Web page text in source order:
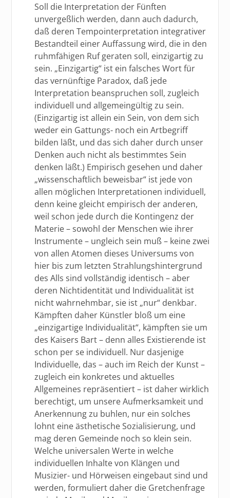
Soll die Interpretation der Fünften
unvergeßlich werden, dann auch dadurch,
daß deren Tempointerpretation integrativer
Bestandteil einer Auffassung wird, die in den
ruhmfähigen Ruf geraten soll, einzigartig zu
sein. „Einzigartig“ ist ein falsches Wort für
das vernünftige Paradox, daß jede
Interpretation beanspruchen soll, zugleich
individuell und allgemeingültig zu sein.
(Einzigartig ist allein ein Sein, von dem sich
weder ein Gattungs- noch ein Artbegriff
bilden läßt, und das sich daher durch unser
Denken auch nicht als bestimmtes Sein
denken läßt.) Empirisch gesehen und daher
„wissenschaftlich beweisbar“ ist jede von
allen möglichen Interpretationen individuell,
denn keine gleicht empirisch der anderen,
weil schon jede durch die Kontingenz der
Materie – sowohl der Menschen wie ihrer
Instrumente – ungleich sein muß – keine zwei
von allen Atomen dieses Universums von
hier bis zum letzten Strahlungshintergrund
des Alls sind vollständig identisch – aber
deren Nichtidentität und Individualität ist
nicht wahrnehmbar, sie ist „nur“ denkbar.
Kämpften daher Künstler bloß um eine
„einzigartige Individualität“, kämpften sie um
des Kaisers Bart – denn alles Existierende ist
schon per se individuell. Nur dasjenige
Individuelle, das – auch im Reich der Kunst –
zugleich ein konkretes und aktuelles
Allgemeines repräsentiert – ist daher wirklich
berechtigt, um unsere Aufmerksamkeit und
Anerkennung zu buhlen, nur ein solches
lohnt eine ästhetische Sozialisierung, und
mag deren Gemeinde noch so klein sein.
Welche universalen Werte in welche
individuellen Inhalte von Klängen und
Musizier- und Hörweisen eingebaut sind und
werden, formuliert daher die Gretchenfrage